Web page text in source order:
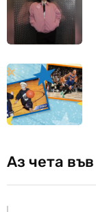
Аз чета